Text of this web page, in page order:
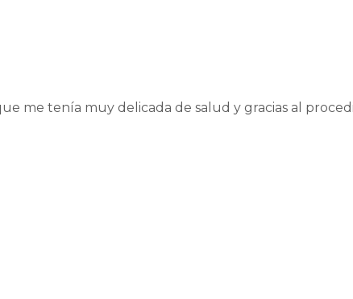
me tenía muy delicada de salud y gracias al